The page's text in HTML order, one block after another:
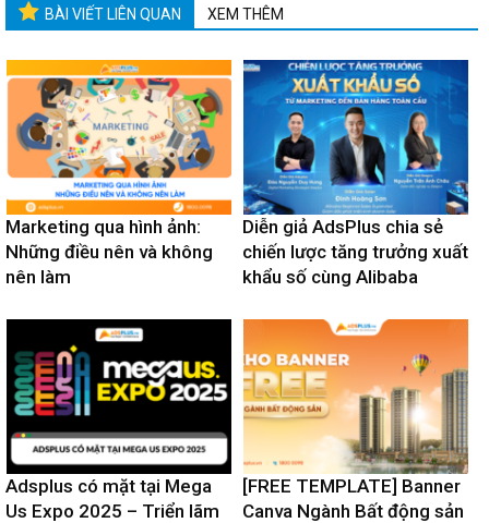
BÀI VIẾT LIÊN QUAN XEM THÊM
Marketing qua hình ảnh:
Những điều nên và không
nên làm
Diễn giả AdsPlus chia sẻ
chiến lược tăng trưởng xuất
khẩu số cùng Alibaba
Adsplus có mặt tại Mega
Us Expo 2025 – Triển lãm
[FREE TEMPLATE] Banner
Canva Ngành Bất động sản